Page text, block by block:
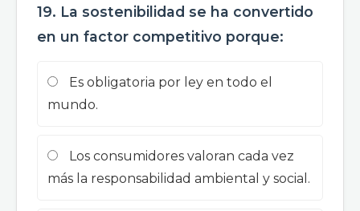
19. La sostenibilidad se ha convertido
en un factor competitivo porque:
Es obligatoria por ley en todo el
mundo.
Los consumidores valoran cada vez
más la responsabilidad ambiental y social.